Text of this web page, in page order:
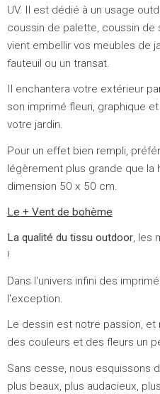
UV. Il est dédié à un usage
coussin de palette, coussin
vient embellir vos meubles de
fauteuil ou un transat.
Il enchantera votre extérieur
son imprimé fleuri, graphique
votre jardin.
Pour un effet bien rempli,
légèrement plus grande que la
dimension 50 x 50 cm.
Le + Vent de bohème
La qualité du tissu outdoor, les
!
Dans l'univers infini des
l'exception.
Le dessin est notre passion, et
des couleurs et des fleurs un
Sans cesse, nous esquissons
plus beaux, plus audacieux,